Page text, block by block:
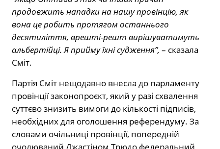
продовжить нападки на нашу провінцію, як
вона це робить протягом останнього
десятиліття, врешті-решт вирішуватимуть
альбертійці. Я прийму їхні судження”, – сказала
Сміт.
Партія Сміт нещодавно внесла до парламенту
провінції законопроєкт, який у разі схвалення
суттєво знизить вимоги до кількості підписів,
необхідних для оголошення референдуму. За
словами очільниці провінції, попередній